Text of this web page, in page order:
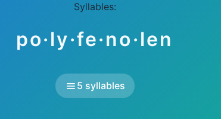
Syllables:
po·ly·fe·no·len
5 syllables